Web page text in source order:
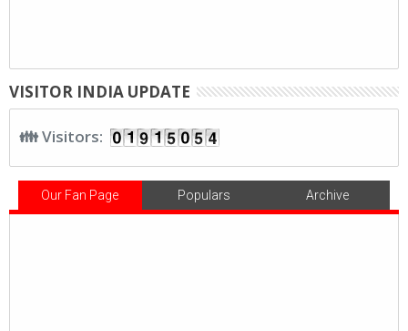
VISITOR INDIA UPDATE
👪 Visitors:
Our Fan Page Populars Archive